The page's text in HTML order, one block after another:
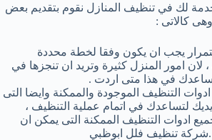
لك في تنظيف المنازل نقوم بتقديم بعض
كالاتى :
يجب ان يكون وفقا لخطة محددة
لان امور المنزل كثيرة وتريد ان تنجزها في
في هذا متى اردت .
التنظيف الموجودة والممكنة وايضا التى
لتساعدك في اتمام عملية التنظيف ،
ادوات التنظيف الممكنة التى يمكن ان
تنظيف فلل ابوظبي